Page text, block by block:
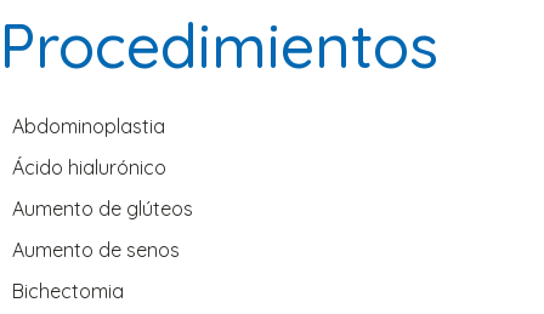
Procedimientos
Abdominoplastia
Ácido hialurónico
Aumento de glúteos
Aumento de senos
Bichectomia